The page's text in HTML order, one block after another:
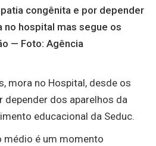
congênita e por depender
no hospital mas segue os
— Foto: Agência
mora no Hospital, desde os
depender dos aparelhos da
educacional da Seduc.
médio é um momento